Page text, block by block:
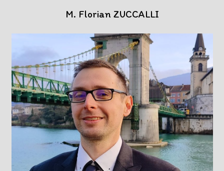
M. Florian ZUCCALLI